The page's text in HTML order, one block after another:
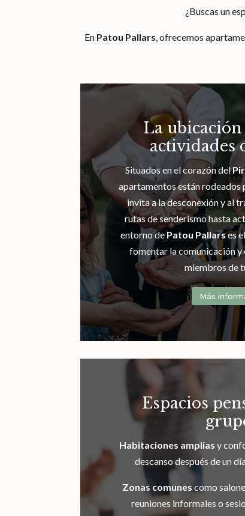
¿Buscas un
En Patou Pallars, ofrecemos
La
actividades
Situados en el corazón del
apartamentos están rodeados
invita a la desconexión y al
rutas de senderismo hasta
entorno de Patou Pallarses
fomentar la comunicación
miembros de
Más
Espacios
Habitaciones amplias y
descanso después de un
Zonas comunes como
reuniones informales o